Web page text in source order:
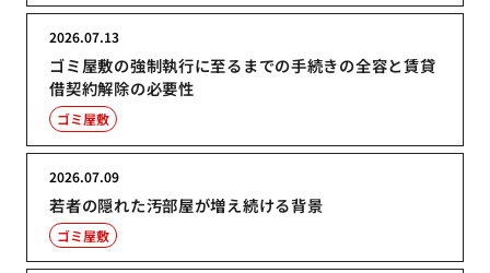
ゴミ屋敷の強制執行に至るまでの手続きの全容と賃貸
借契約解除の必要性
2026.07.13
ゴミ屋敷
若者の隠れた汚部屋が増え続ける背景
2026.07.09
ゴミ屋敷